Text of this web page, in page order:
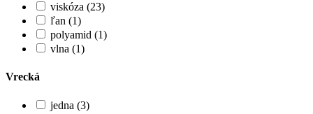
viskóza (23)
ľan (1)
polyamid (1)
vlna (1)
Vrecká
jedna (3)